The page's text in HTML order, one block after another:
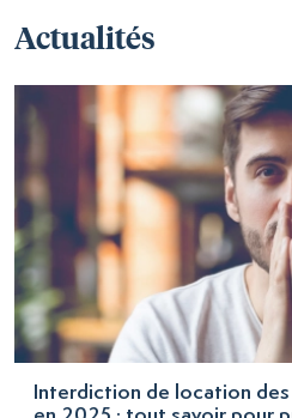
Actualités
Interdiction de location